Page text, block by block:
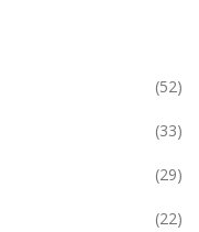
(52)
(33)
(29)
(22)